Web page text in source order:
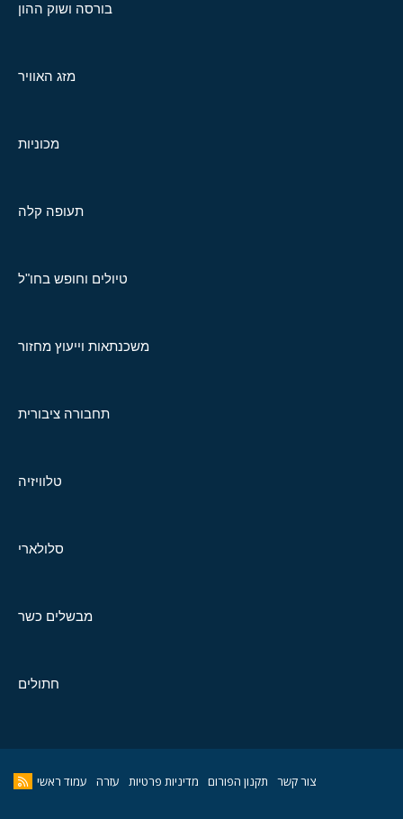
בורסה ושוק ההון
מזג האוויר
מכוניות
תעופה קלה
טיולים וחופש בחו"ל
משכנתאות וייעוץ מחזור
תחבורה ציבורית
טלוויזיה
סלולארי
מבשלים כשר
חתולים
צור קשר תקנון הפורום מדיניות פרטיות עזרה עמוד ראשי